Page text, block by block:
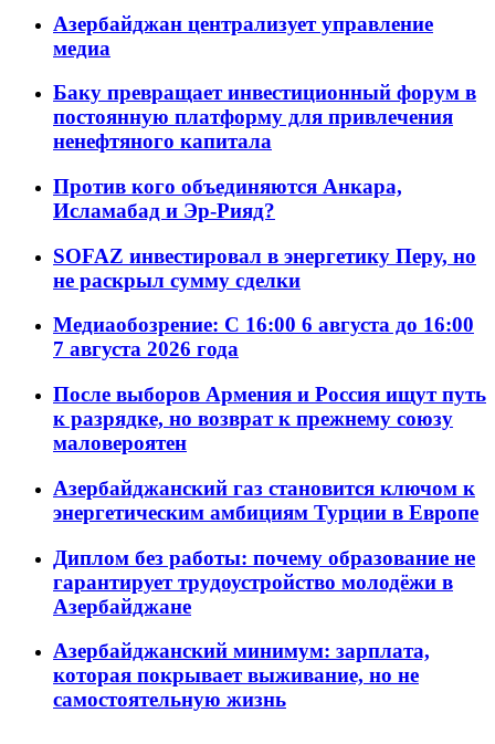
Азербайджан централизует управление
медиа
Баку превращает инвестиционный форум в
постоянную платформу для привлечения
ненефтяного капитала
Против кого объединяются Анкара,
Исламабад и Эр-Рияд?
SOFAZ инвестировал в энергетику Перу, но
не раскрыл сумму сделки
Медиаобозрение: С 16:00 6 августа до 16:00
7 августа 2026 года
После выборов Армения и Россия ищут путь
к разрядке, но возврат к прежнему союзу
маловероятен
Азербайджанский газ становится ключом к
энергетическим амбициям Турции в Европе
Диплом без работы: почему образование не
гарантирует трудоустройство молодёжи в
Азербайджане
Азербайджанский минимум: зарплата,
которая покрывает выживание, но не
самостоятельную жизнь